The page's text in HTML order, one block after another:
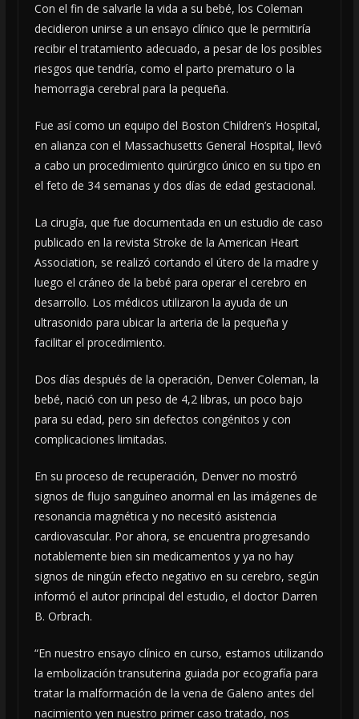
Con el fin de salvarle la vida a su bebé, los Coleman
decidieron unirse a un ensayo clínico que le permitiría
recibir el tratamiento adecuado, a pesar de los posibles
riesgos que tendría, como el parto prematuro o la
hemorragia cerebral para la pequeña.
Fue así como un equipo del Boston Children’s Hospital,
en alianza con el Massachusetts General Hospital, llevó
a cabo un procedimiento quirúrgico único en su tipo en
el feto de 34 semanas y dos días de edad gestacional.
La cirugía, que fue documentada en un estudio de caso
publicado en la revista Stroke de la American Heart
Association, se realizó cortando el útero de la madre y
luego el cráneo de la bebé para operar el cerebro en
desarrollo. Los médicos utilizaron la ayuda de un
ultrasonido para ubicar la arteria de la pequeña y
facilitar el procedimiento.
Dos días después de la operación, Denver Coleman, la
bebé, nació con un peso de 4,2 libras, un poco bajo
para su edad, pero sin defectos congénitos y con
complicaciones limitadas.
En su proceso de recuperación, Denver no mostró
signos de flujo sanguíneo anormal en las imágenes de
resonancia magnética y no necesitó asistencia
cardiovascular. Por ahora, se encuentra progresando
notablemente bien sin medicamentos y ya no hay
signos de ningún efecto negativo en su cerebro, según
informó el autor principal del estudio, el doctor Darren
B. Orbrach.
“En nuestro ensayo clínico en curso, estamos utilizando
la embolización transuterina guiada por ecografía para
tratar la malformación de la vena de Galeno antes del
nacimiento yen nuestro primer caso tratado, nos